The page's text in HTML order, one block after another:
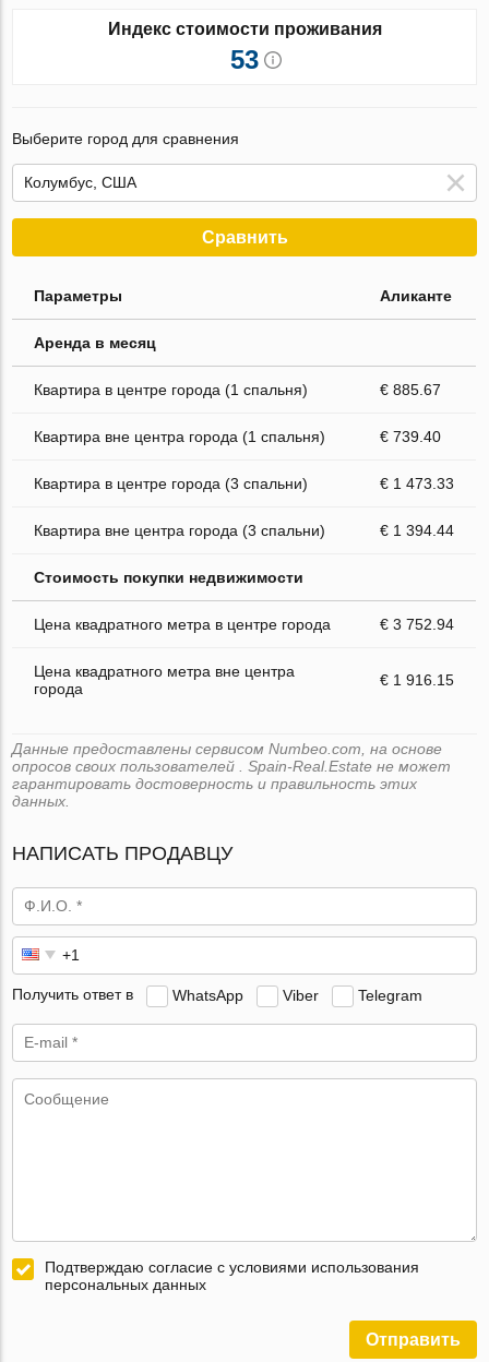
Индекс стоимости проживания
53
Выберите город для сравнения
Сравнить
Параметры Аликанте
Аренда в месяц
Квартира в центре города (1 спальня) € 885.67
Квартира вне центра города (1 спальня) € 739.40
Квартира в центре города (3 спальни) € 1 473.33
Квартира вне центра города (3 спальни) € 1 394.44
Стоимость покупки недвижимости
Цена квадратного метра в центре города € 3 752.94
Цена квадратного метра вне центра
города
€ 1 916.15
Данные предоставлены сервисом Numbeo.com, на основе
опросов своих пользователей . Spain-Real.Estate не может
гарантировать достоверность и правильность этих
данных.
НАПИСАТЬ ПРОДАВЦУ
Получить ответ в WhatsApp Viber Telegram
Подтверждаю согласие с условиями использования
персональных данных
Отправить